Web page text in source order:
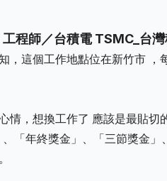
程師／台積電 TSMC_台
，這個工作地點位在新竹市
情，想換工作了 應該是最貼
「年終獎金」、「三節獎金